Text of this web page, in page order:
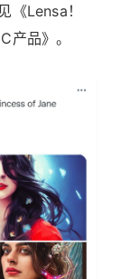
《Lensa！
产品》。